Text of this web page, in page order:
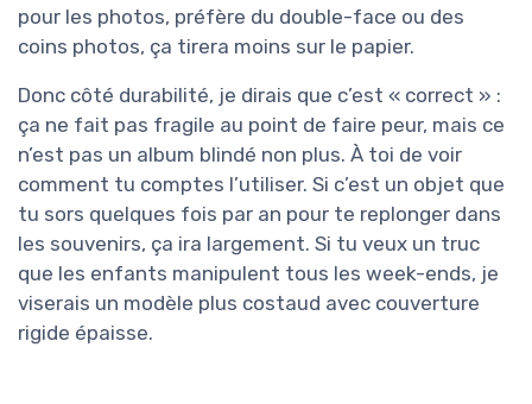
pour les photos, préfère du double-face ou des
coins photos, ça tirera moins sur le papier.
Donc côté durabilité, je dirais que c’est « correct » :
ça ne fait pas fragile au point de faire peur, mais ce
n’est pas un album blindé non plus. À toi de voir
comment tu comptes l’utiliser. Si c’est un objet que
tu sors quelques fois par an pour te replonger dans
les souvenirs, ça ira largement. Si tu veux un truc
que les enfants manipulent tous les week-ends, je
viserais un modèle plus costaud avec couverture
rigide épaisse.